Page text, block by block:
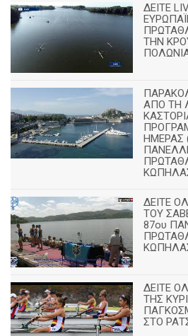
ΔΕΙΤΕ
ΤΗΝ
ΑΠΟ ΤΗ
ΗΜΕΡΑΣ
ΔΕΙΤΕ
ΤΟΥ
87ου
ΔΕΙΤΕ
ΤΗΣ
ΣΤΟ